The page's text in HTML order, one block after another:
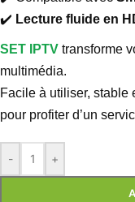
✔️ Lecture fluide en
SET IPTV transforme
multimédia.
Facile à utiliser, stable
pour profiter d’un
- +